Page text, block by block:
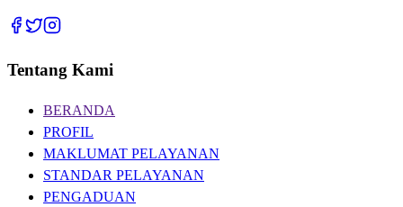
Tentang Kami
BERANDA
PROFIL
MAKLUMAT PELAYANAN
STANDAR PELAYANAN
PENGADUAN